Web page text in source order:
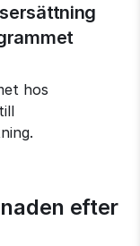
hos
efter